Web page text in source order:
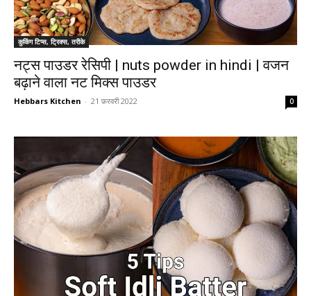
कुकिंग टिप्स, ट्रिक्स, तरीके
नट्स पाउडर रेसिपी | nuts powder in hindi | वजन
बढ़ाने वाला नट मिक्स पाउडर
Hebbars Kitchen - 21 फ़रवरी 2022 0